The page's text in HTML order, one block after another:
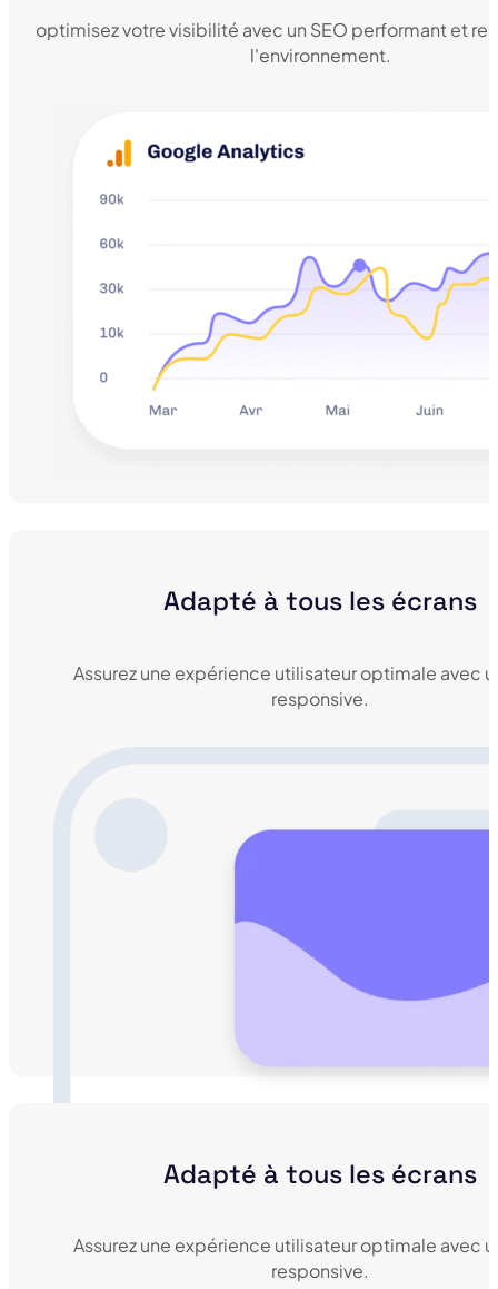
optimisez votre visibilité avec un SEO performant et
l'environnement.
Adapté à tous les écrans
Assurez une expérience utilisateur optimale avec
responsive.
Adapté à tous les écrans
Assurez une expérience utilisateur optimale avec
responsive.